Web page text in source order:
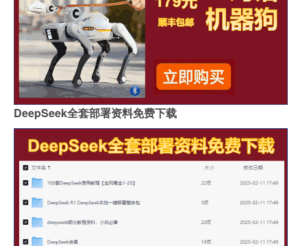
DeepSeek全套部署资料免费下载